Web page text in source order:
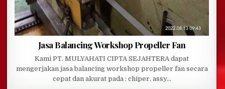
Jasa Balancing Workshop Propeller Fan
Kami PT. MULYAHATI CIPTA SEJAHTERA dapat
mengerjakan jasa balancing workshop propeller fan secara
cepat dan akurat pada : chiper, assy…